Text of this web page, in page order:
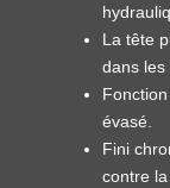
La tête
dans les
évasé.
Fini
contre la